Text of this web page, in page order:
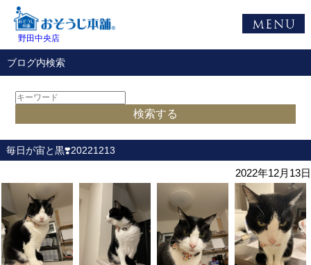
野田中央店
ブログ内検索
毎日が宙と黒❣️20221213
2022年12月13日